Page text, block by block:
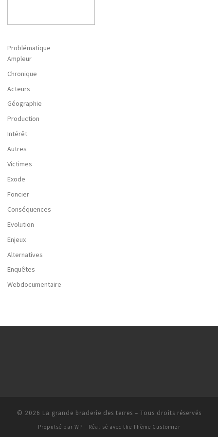
Problématique
Ampleur
Chronique
Acteurs
Géographie
Production
Intérêt
Autres
Victimes
Exode
Foncier
Conséquences
Evolution
Enjeux
Alternatives
Enquêtes
Webdocumentaire
© 2026 La grande braderie des terres – Tous droits réservés
Propulsé par WP – Réalisé avec the Thème Customizr